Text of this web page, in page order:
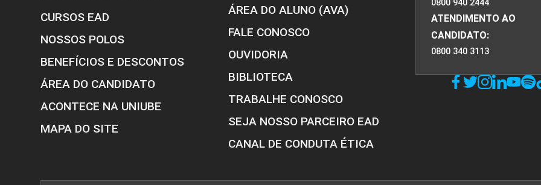
Documentos CEEA
CURSOS EAD
NOSSOS POLOS
BENEFÍCIOS E DESCONTOS
ÁREA DO CANDIDATO
ACONTECE NA UNIUBE
MAPA DO SITE
ÁREA DO ALUNO (AVA)
FALE CONOSCO
OUVIDORIA
BIBLIOTECA
TRABALHE CONOSCO
SEJA NOSSO PARCEIRO EAD
CANAL DE CONDUTA ÉTICA
0800 940 2444
ATENDIMENTO AO
CANDIDATO:
0800 340 3113